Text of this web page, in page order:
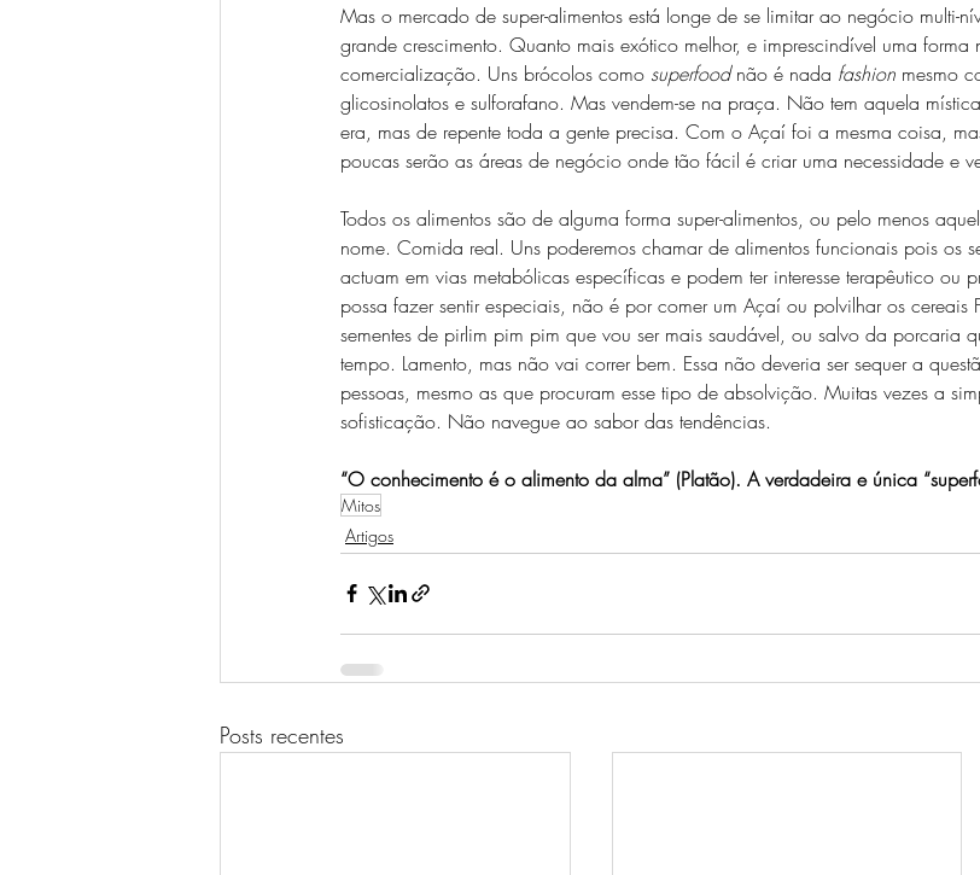
Mas o mercado de super-alimentos está longe de se limitar ao negócio multi-
grande crescimento. Quanto mais exótico melhor, e imprescindível uma forma
comercialização. Uns brócolos como superfood não é nada fashion mesmo
glicosinolatos e sulforafano. Mas vendem-se na praça. Não tem aquela
era, mas de repente toda a gente precisa. Com o Açaí foi a mesma coisa,
poucas serão as áreas de negócio onde tão fácil é criar uma necessidade e
Todos os alimentos são de alguma forma super-alimentos, ou pelo menos
nome. Comida real. Uns poderemos chamar de alimentos funcionais pois os
actuam em vias metabólicas específicas e podem ter interesse terapêutico ou
possa fazer sentir especiais, não é por comer um Açaí ou polvilhar os cereais
sementes de pirlim pim pim que vou ser mais saudável, ou salvo da porcaria
tempo. Lamento, mas não vai correr bem. Essa não deveria ser sequer a
pessoas, mesmo as que procuram esse tipo de absolvição. Muitas vezes a
sofisticação. Não navegue ao sabor das tendências.
“O conhecimento é o alimento da alma” (Platão). A verdadeira e única
Mitos
Artigos
Posts recentes